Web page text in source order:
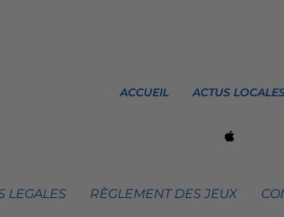
ACCUEIL ACTUS
LEGALES RÈGLEMENT DES JEUX